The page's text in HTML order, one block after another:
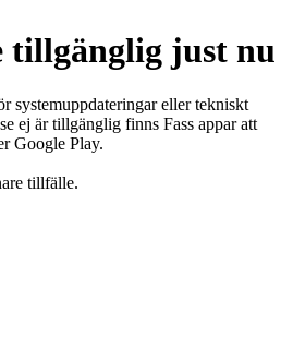
tillgänglig just nu
systemuppdateringar eller tekniskt
ej är tillgänglig finns Fass appar att
Google Play.
tillfälle.